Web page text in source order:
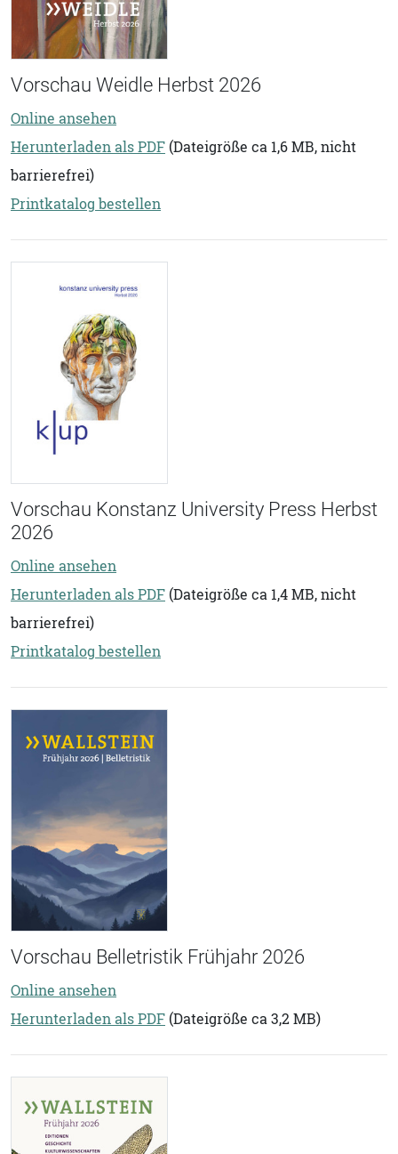
Vorschau Weidle Herbst 2026
Online ansehen
Herunterladen als PDF (Dateigröße ca 1,6 MB, nicht
barrierefrei)
Printkatalog bestellen
Vorschau Konstanz University Press Herbst
2026
Online ansehen
Herunterladen als PDF (Dateigröße ca 1,4 MB, nicht
barrierefrei)
Printkatalog bestellen
Vorschau Belletristik Frühjahr 2026
Online ansehen
Herunterladen als PDF (Dateigröße ca 3,2 MB)